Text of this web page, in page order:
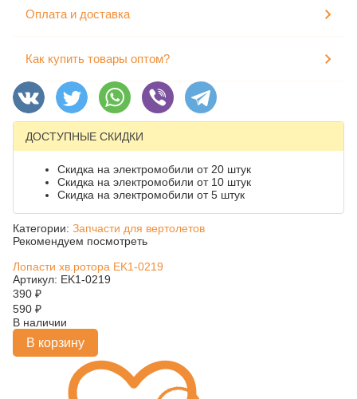
Оплата и доставка
Как купить товары оптом?
ДОСТУПНЫЕ СКИДКИ
Скидка на электромобили от 20 штук
Скидка на электромобили от 10 штук
Скидка на электромобили от 5 штук
Категории: Запчасти для вертолетов
Рекомендуем посмотреть
Лопасти хв.ротора EK1-0219
Артикул: EK1-0219
390 ₽
590 ₽
В наличии
В корзину